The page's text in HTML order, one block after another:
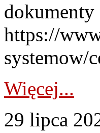
dokumenty
https://
systemow/
Więcej...
29 lipca